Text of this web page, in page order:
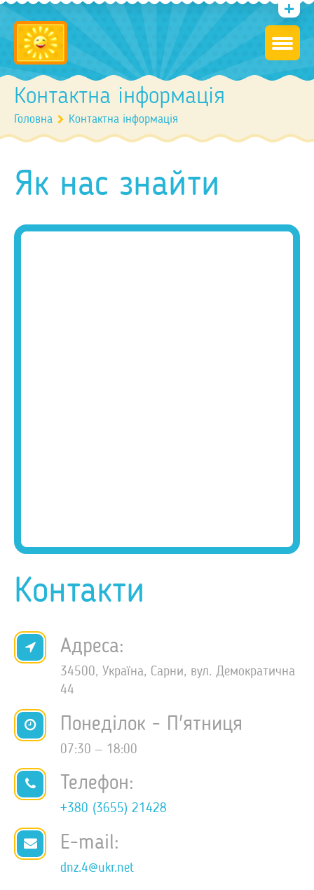
Контактна інформація
Головна Контактна інформація
Як нас знайти
Контакти
Адреса:
34500, Україна, Сарни, вул. Демократична
44
Понеділок - П'ятниця
07:30 – 18:00
Телефон:
+380 (3655) 21428
E-mail:
dnz.4@ukr.net